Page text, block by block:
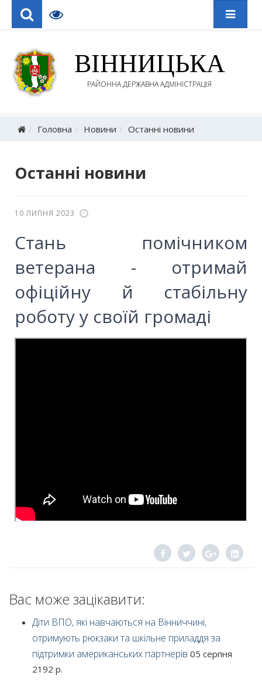
ВІННИЦЬКА
РАЙОННА ДЕРЖАВНА АДМІНІСТРАЦІЯ
Головна Новини Останні новини
Останні новини
10 ЛИПНЯ 2023
Стань помічником
ветерана - отримай
офіційну й стабільну
роботу у своїй громаді
Вас може зацікавити:
Діти ВПО, які навчаються на Вінниччині,
отримують рюкзаки та шкільне приладдя за
підтримки американських партнерів 05 серпня
2192 р.